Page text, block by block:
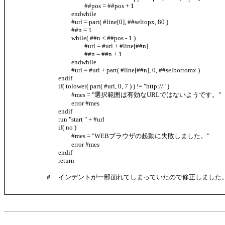
##pos = ##pos + 1
endwhile
#url = part( #line[0], ##seltopx, 80 )
##n = 1
while( ##n < ##pos - 1 )
#url = #url + #line[##n]
##n = ##n + 1
endwhile
#url = #url + part( #line[##n], 0, ##selbottomx )
endif
if( tolower( part( #url, 0, 7 ) ) != "http://" )
#mes = "選択範囲は有効なURLではないようです。"
error #mes
endif
run "start " + #url
if( no )
#mes = "WEBブラウザの起動に失敗しました。"
error #mes
endif
return
＃ インデントが一部崩れてしまっていたので修正しました